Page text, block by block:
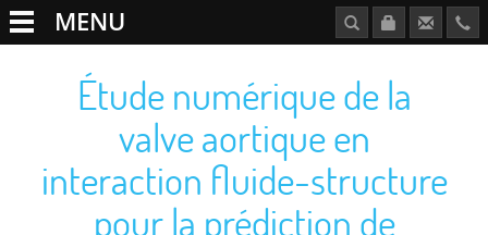
MENU
Étude numérique de la
valve aortique en
interaction fluide-structure
pour la prédiction de